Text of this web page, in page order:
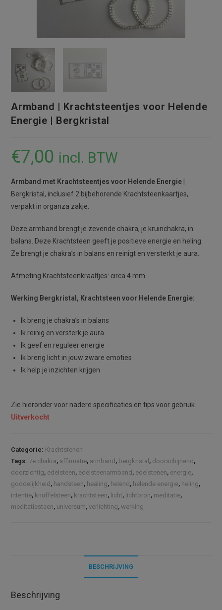
Armband | Krachtsteentjes voor Helende
Energie | Bergkristal
€7,00 incl. BTW
Armband met Krachtsteentjes voor Helende Energie
Bergkristal, inclusief 2 bijbehorende Krachtsteenkaartjes,
verpakt in organza zakje.
Deze armband brengt je zevende chakra, je kruinchakra, in
balans. Deze Krachtsteen geeft je positieve energie en heling.
Ze brengt je chakra’s in balans en reinigt en versterkt je aura.
Afmeting Krachtsteenkraaltjes: circa 4 mm.
Werking Bergkristal, Krachtsteen voor Helende Energie:
Ik breng je chakra’s in balans
Ik reinig en versterk je aura
Ik geef en reguleer energie
Ik breng licht in jouw zware emoties
Ik help je inzichten krijgen
Zie hieronder voor nadere specificaties en tips voor gebruik.
Uitverkocht
Categorie: Krachtstenen
Tags: 7e chakra, affirmatie, armband, bergkristal, doorschijnend,
doorzichtig, edelsteen, edelsteenarmband, edelstenen, energie,
goddelijkheid, handsteen, healing, helend, helende energie, heling,
intentie, knuffelsteen, krachtsteen, licht, lichtbron, meditatie,
meditatiesteen, universum,verlichting,werking
BESCHRIJVING
Beschrijving